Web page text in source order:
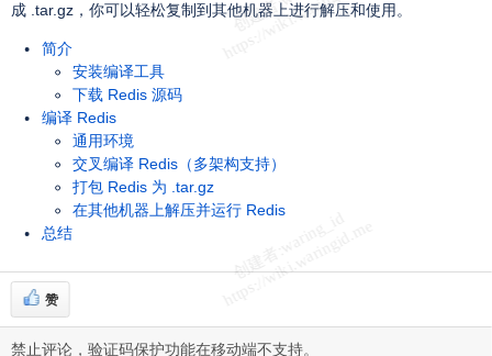
成 .tar.gz，你可以轻松复制到其他机器上进行解压和使用。
简介
安装编译工具
下载 Redis 源码
编译 Redis
通用环境
交叉编译 Redis（多架构支持）
打包 Redis 为 .tar.gz
在其他机器上解压并运行 Redis
总结
赞
禁止评论，验证码保护功能在移动端不支持。